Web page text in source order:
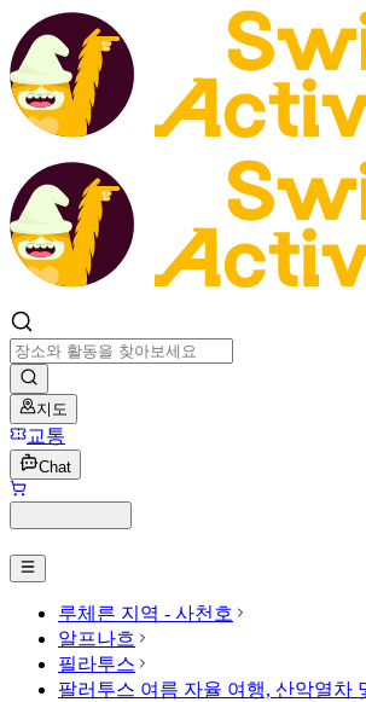
지도
교통
Chat
루체른 지역 - 사천호
알프나흐
필라투스
팔러투스 여름 자율 여행, 산악열차